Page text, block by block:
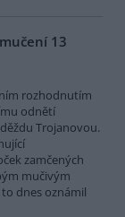
13
rozhodnutím
odnětí
Trojanovou.
zamčených
mučivým
dnes oznámil